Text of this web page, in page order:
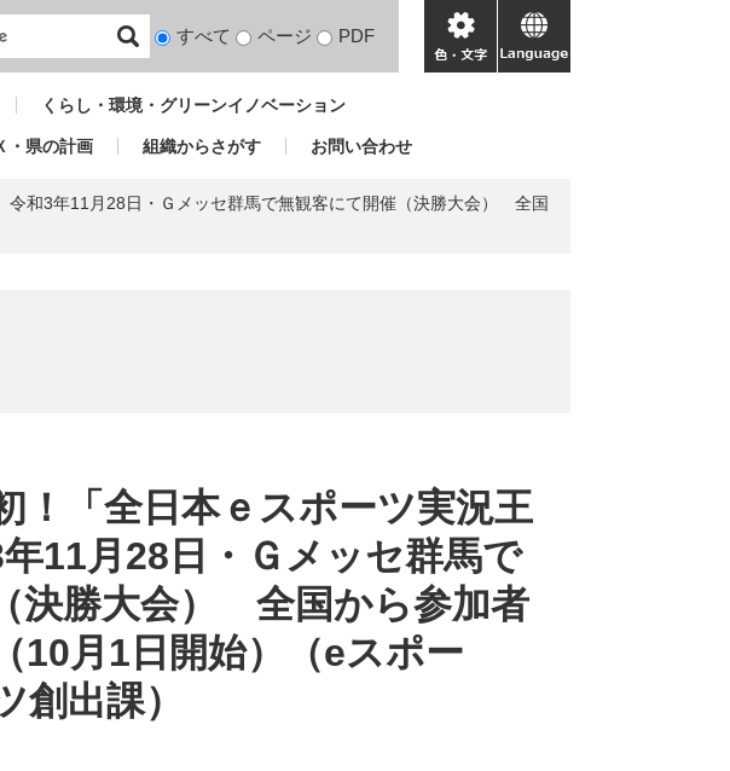
検
対
すべて ページ PDF
色・
文
language
くらし・環境・グリーンイノベーション
・県の計画 組織からさがす お問い合わせ
和3年11月28日・Ｇメッセ群馬で無観客にて開催（決勝大会） 全国
！「全日本ｅスポーツ実況王
11月28日・Ｇメッセ群馬で
決勝大会） 全国から参加者
10月1日開始）（eスポー
創出課）